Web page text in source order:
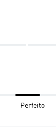
Perfeito